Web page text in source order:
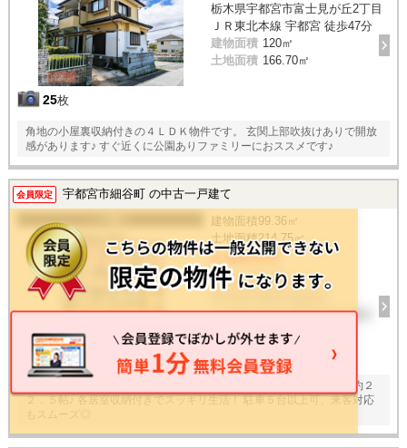
25枚
栃木県宇都宮市富士見が丘2丁目
ＪＲ東北本線 宇都宮 徒歩47分
建物面積 120㎡
土地面積 166.70㎡
角地の小屋裏収納付きの４ＬＤＫ物件です。 玄関上部吹抜けありで開放
感があります♪ すぐ近くに公園ありファミリーにおススメです♪
会員限定 宇都宮市細谷町 の中古一戸建て
7枚
建物面積 99.36㎡
土地面積214.75㎡
2,100万円
3LDK / 2012年
ＪＲ東北本線 宇都宮 徒歩92分
くつろぎ・学び・遊び、自由な使い方ができる明るい広々リビング約２
２．５帖♪ 各居室収納付きでスッキリ生活！ 駐車５台以上可、来客対応
もスムーズ◎